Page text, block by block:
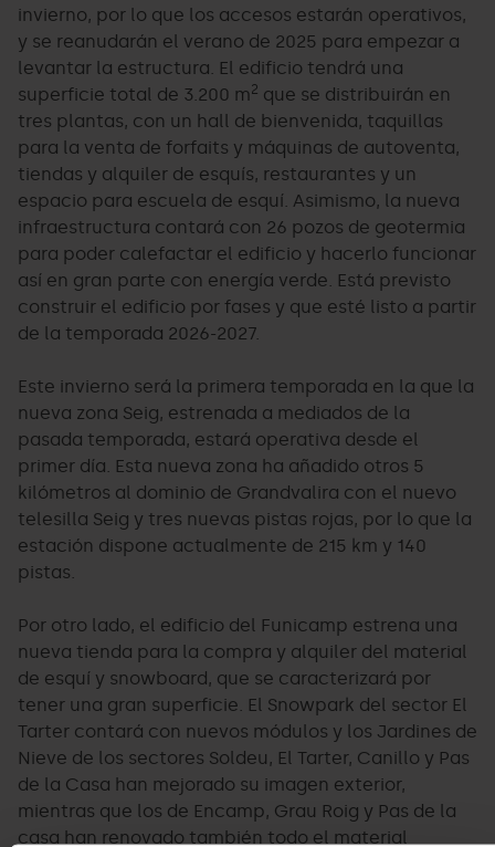
invierno, por lo que los accesos estarán operativos,
y se reanudarán el verano de 2025 para empezar a
levantar la estructura. El edificio tendrá una
superficie total de 3.200 m2 que se distribuirán en
tres plantas, con un hall de bienvenida, taquillas
para la venta de forfaits y máquinas de autoventa,
tiendas y alquiler de esquís, restaurantes y un
espacio para escuela de esquí. Asimismo, la nueva
infraestructura contará con 26 pozos de geotermia
para poder calefactar el edificio y hacerlo funcionar
así en gran parte con energía verde. Está previsto
construir el edificio por fases y que esté listo a partir
de la temporada 2026-2027.
Este invierno será la primera temporada en la que la
nueva zona Seig, estrenada a mediados de la
pasada temporada, estará operativa desde el
primer día. Esta nueva zona ha añadido otros 5
kilómetros al dominio de Grandvalira con el nuevo
telesilla Seig y tres nuevas pistas rojas, por lo que la
estación dispone actualmente de 215 km y 140
pistas.
Por otro lado, el edificio del Funicamp estrena una
nueva tienda para la compra y alquiler del material
de esquí y snowboard, que se caracterizará por
tener una gran superficie. El Snowpark del sector El
Tarter contará con nuevos módulos y los Jardines de
Nieve de los sectores Soldeu, El Tarter, Canillo y Pas
de la Casa han mejorado su imagen exterior,
mientras que los de Encamp, Grau Roig y Pas de la
casa han renovado también todo el material